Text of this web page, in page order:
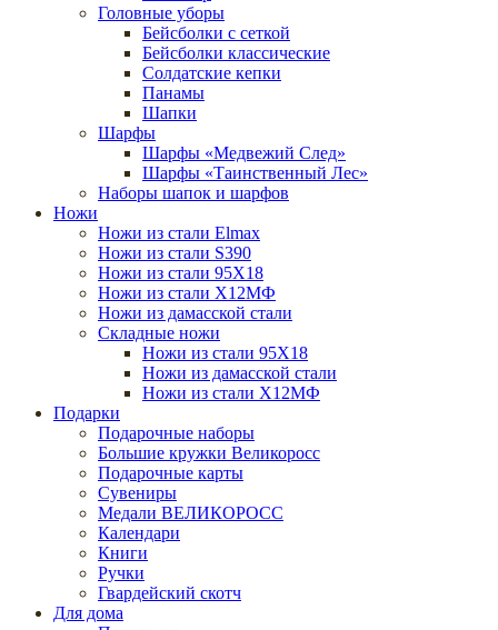
Головные уборы
Бейсболки с сеткой
Бейсболки классические
Солдатские кепки
Панамы
Шапки
Шарфы
Шарфы «Медвежий След»
Шарфы «Таинственный Лес»
Наборы шапок и шарфов
Ножи
Ножи из стали Elmax
Ножи из стали S390
Ножи из стали 95X18
Ножи из стали Х12МФ
Ножи из дамасской стали
Складные ножи
Ножи из стали 95X18
Ножи из дамасской стали
Ножи из стали Х12МФ
Подарки
Подарочные наборы
Большие кружки Великоросс
Подарочные карты
Сувениры
Медали ВЕЛИКОРОСС
Календари
Книги
Ручки
Гвардейский скотч
Для дома